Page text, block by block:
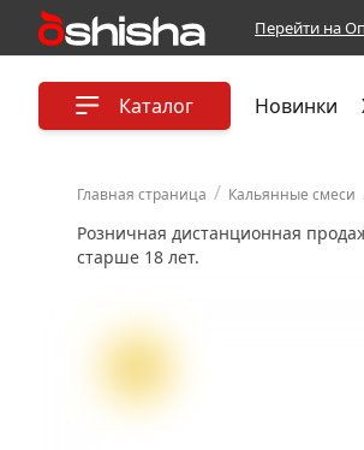
Перейти на
Каталог Новинки
Главная страница / Кальянные смеси
Розничная дистанционная
старше 18 лет.